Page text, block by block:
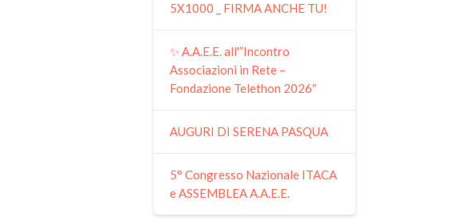
5X1000 _ FIRMA ANCHE TU!
✨ A.A.E.E. all'”Incontro
Associazioni in Rete –
Fondazione Telethon 2026″
AUGURI DI SERENA PASQUA
5° Congresso Nazionale ITACA
e ASSEMBLEA A.A.E.E.